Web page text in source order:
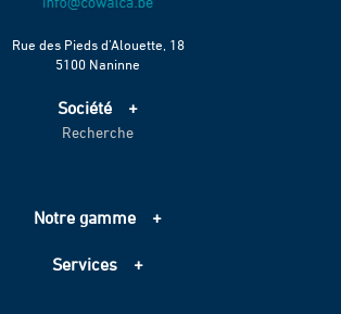
Rue des Pieds d’Alouette, 18
5100 Naninne
Société
Accueil
Échelle de performance CO2
Recherche
Notre gamme
Assainissement
Services